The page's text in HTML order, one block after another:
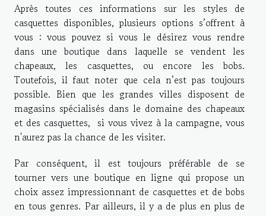
Après toutes ces informations sur les styles de
casquettes disponibles, plusieurs options s’offrent à
vous : vous pouvez si vous le désirez vous rendre
dans une boutique dans laquelle se vendent les
chapeaux, les casquettes, ou encore les bobs.
Toutefois, il faut noter que cela n’est pas toujours
possible. Bien que les grandes villes disposent de
magasins spécialisés dans le domaine des chapeaux
et des casquettes, si vous vivez à la campagne, vous
n'aurez pas la chance de les visiter.
Par conséquent, il est toujours préférable de se
tourner vers une boutique en ligne qui propose un
choix assez impressionnant de casquettes et de bobs
en tous genres. Par ailleurs, il y a de plus en plus de